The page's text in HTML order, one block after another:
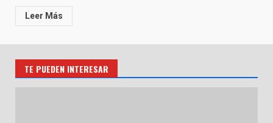
Leer Más
TE PUEDEN INTERESAR